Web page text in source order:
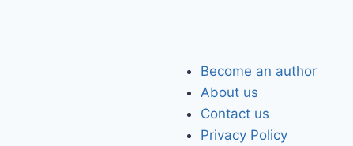
Become an author
About us
Contact us
Privacy Policy